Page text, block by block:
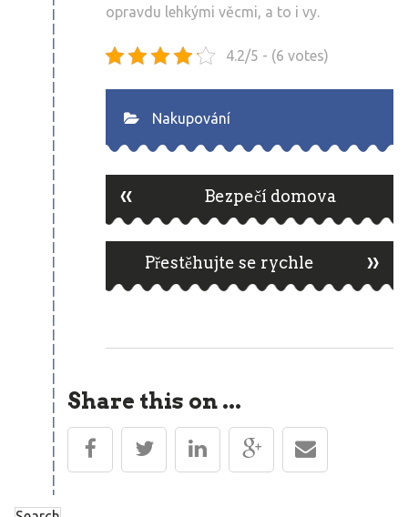
opravdu lehkými věcmi, a to i vy.
4.2/5 - (6 votes)
Nakupování
Post
navigation
« Bezpečí domova
Přestěhujte se rychle »
Share this on ...